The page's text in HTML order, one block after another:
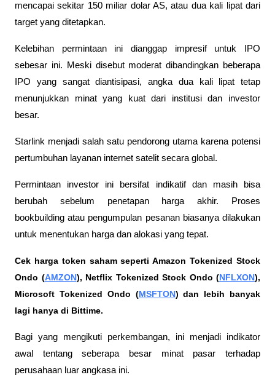
mencapai sekitar 150 miliar dolar AS, atau dua kali lipat dari
target yang ditetapkan.
Kelebihan permintaan ini dianggap impresif untuk IPO
sebesar ini. Meski disebut moderat dibandingkan beberapa
IPO yang sangat diantisipasi, angka dua kali lipat tetap
menunjukkan minat yang kuat dari institusi dan investor
besar.
Starlink menjadi salah satu pendorong utama karena potensi
pertumbuhan layanan internet satelit secara global.
Permintaan investor ini bersifat indikatif dan masih bisa
berubah sebelum penetapan harga akhir. Proses
bookbuilding atau pengumpulan pesanan biasanya dilakukan
untuk menentukan harga dan alokasi yang tepat.
Cek harga token saham seperti Amazon Tokenized Stock
Ondo (AMZON), Netflix Tokenized Stock Ondo (NFLXON),
Microsoft Tokenized Ondo (MSFTON) dan lebih banyak
lagi hanya di Bittime.
Bagi yang mengikuti perkembangan, ini menjadi indikator
awal tentang seberapa besar minat pasar terhadap
perusahaan luar angkasa ini.